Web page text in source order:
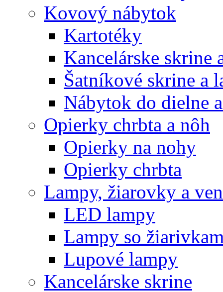
Kovový nábytok
Kartotéky
Kancelárske skrine
Šatníkové skrine a
Nábytok do dielne
Opierky chrbta a nôh
Opierky na nohy
Opierky chrbta
Lampy, žiarovky a
LED lampy
Lampy so
Lupové lampy
Kancelárske skrine